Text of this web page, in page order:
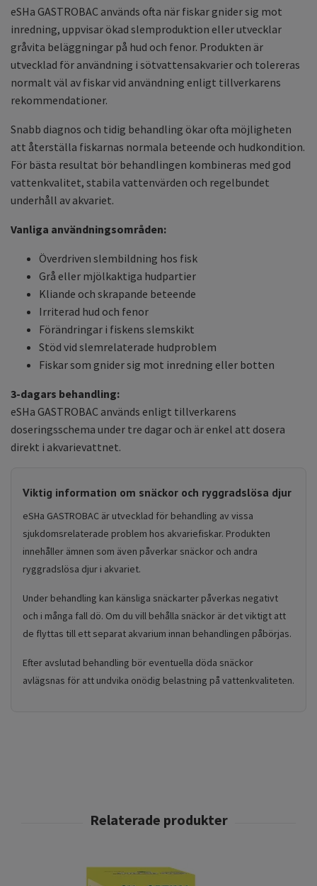
eSHa GASTROBAC används ofta när fiskar gnider sig mot
inredning, uppvisar ökad slemproduktion eller utvecklar
gråvita beläggningar på hud och fenor. Produkten är
utvecklad för användning i sötvattensakvarier och tolereras
normalt väl av fiskar vid användning enligt tillverkarens
rekommendationer.
Snabb diagnos och tidig behandling ökar ofta möjligheten
att återställa fiskarnas normala beteende och hudkondition.
För bästa resultat bör behandlingen kombineras med god
vattenkvalitet, stabila vattenvärden och regelbundet
underhåll av akvariet.
Vanliga användningsområden:
Överdriven slembildning hos fisk
Grå eller mjölkaktiga hudpartier
Kliande och skrapande beteende
Irriterad hud och fenor
Förändringar i fiskens slemskikt
Stöd vid slemrelaterade hudproblem
Fiskar som gnider sig mot inredning eller botten
3-dagars behandling:
eSHa GASTROBAC används enligt tillverkarens
doseringsschema under tre dagar och är enkel att dosera
direkt i akvarievattnet.
Viktig information om snäckor och ryggradslösa djur
eSHa GASTROBAC är utvecklad för behandling av vissa
sjukdomsrelaterade problem hos akvariefiskar. Produkten
innehåller ämnen som även påverkar snäckor och andra
ryggradslösa djur i akvariet.
Under behandling kan känsliga snäckarter påverkas negativt
och i många fall dö. Om du vill behålla snäckor är det viktigt att
de flyttas till ett separat akvarium innan behandlingen påbörjas.
Efter avslutad behandling bör eventuella döda snäckor
avlägsnas för att undvika onödig belastning på vattenkvaliteten.